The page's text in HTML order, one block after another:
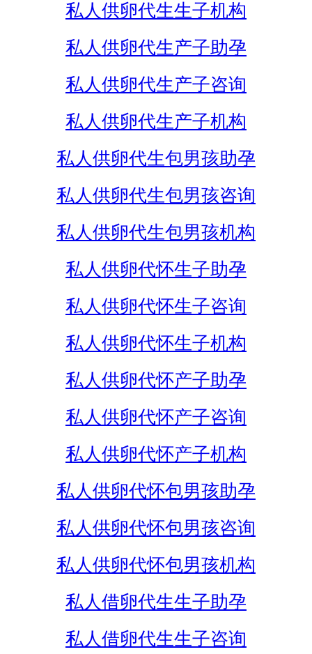
私人供卵代生生子机构
私人供卵代生产子助孕
私人供卵代生产子咨询
私人供卵代生产子机构
私人供卵代生包男孩助孕
私人供卵代生包男孩咨询
私人供卵代生包男孩机构
私人供卵代怀生子助孕
私人供卵代怀生子咨询
私人供卵代怀生子机构
私人供卵代怀产子助孕
私人供卵代怀产子咨询
私人供卵代怀产子机构
私人供卵代怀包男孩助孕
私人供卵代怀包男孩咨询
私人供卵代怀包男孩机构
私人借卵代生生子助孕
私人借卵代生生子咨询